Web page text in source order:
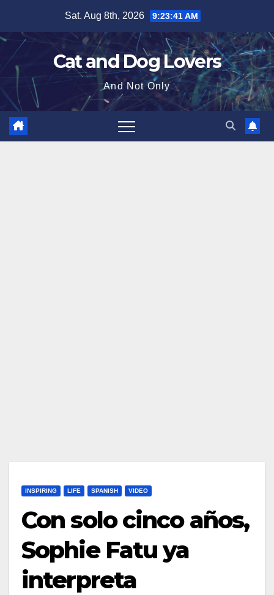
content
Sat. Aug 8th, 2026 9:23:42 AM
Cat and Dog Lovers
And Not Only
INSPIRING LIFE SPANISH VIDEO
Con solo cinco años,
Sophie Fatu ya
interpreta